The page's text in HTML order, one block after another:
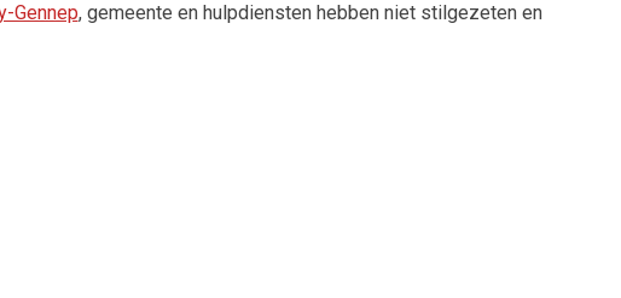
Gennep, gemeente en hulpdiensten hebben niet stilgezeten en